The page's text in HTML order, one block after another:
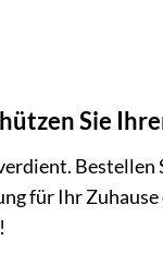
Sie
für Ihr